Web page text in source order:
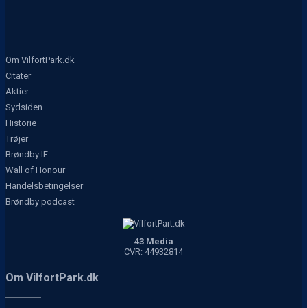
Om VilfortPark.dk
Citater
Aktier
Sydsiden
Historie
Trøjer
Brøndby IF
Wall of Honour
Handelsbetingelser
Brøndby podcast
43 Media
CVR: 44932814
Om VilfortPark.dk